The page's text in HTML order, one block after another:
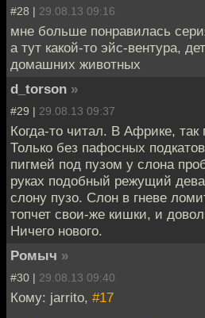
#28 | 29.08.13 09:16
мне больше понравилась
а тут какой-то эйс-вентура,
домашних животных
d_torson »
#29 | 29.08.13 09:37
Когда-то читал. В Африке, так
Только без пафосных
пигмей под пузом у слона
руках подобный режущий
слону пузо. Слон в гневе
топчет свои-же кишки, и
Ничего нового.
Ромыч »
#30 | 29.08.13 09:40
Кому: jarrito, #17